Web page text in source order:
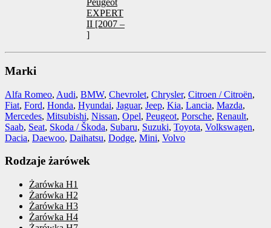
Peugeot
EXPERT
II [2007 –
]
Marki
Alfa Romeo, Audi, BMW, Chevrolet, Chrysler, Citroen / Citroën,
Fiat, Ford, Honda, Hyundai, Jaguar, Jeep, Kia, Lancia, Mazda,
Mercedes, Mitsubishi, Nissan, Opel, Peugeot, Porsche, Renault,
Saab, Seat, Skoda / Škoda, Subaru, Suzuki, Toyota, Volkswagen,
Dacia, Daewoo, Daihatsu, Dodge, Mini, Volvo
Rodzaje żarówek
Żarówka H1
Żarówka H2
Żarówka H3
Żarówka H4